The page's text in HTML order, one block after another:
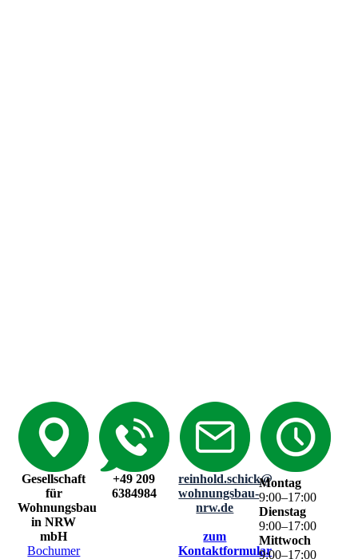
Gesellschaft
für
Wohnungsbau
in NRW
mbH
Bochumer
+49 209
6384984
reinhold.schick@
wohnungsbau-
nrw.de
zum
Kontaktformular
Montag
9:00–17:00
Dienstag
9:00–17:00
Mittwoch
9:00–17:00